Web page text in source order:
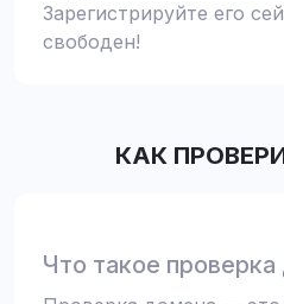
Зарегистрируйте его
свободен!
КАК
Что такое